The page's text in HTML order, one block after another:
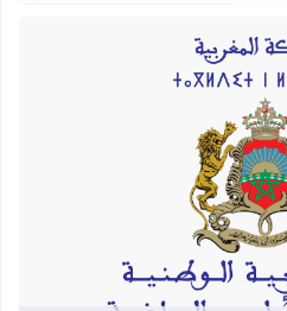
قراءة المزيد عن لوائح نهائية بأسماء